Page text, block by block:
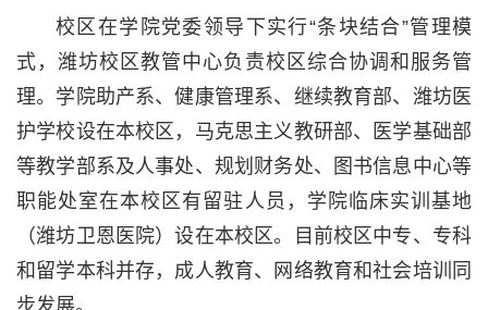
校区在学院党委领导下实行“条块结合”管理模
式，潍坊校区教管中心负责校区综合协调和服务管
理。学院助产系、健康管理系、继续教育部、潍坊医
护学校设在本校区，马克思主义教研部、医学基础部
等教学部系及人事处、规划财务处、图书信息中心等
职能处室在本校区有留驻人员，学院临床实训基地
（潍坊卫恩医院）设在本校区。目前校区中专、专科
和留学本科并存，成人教育、网络教育和社会培训同